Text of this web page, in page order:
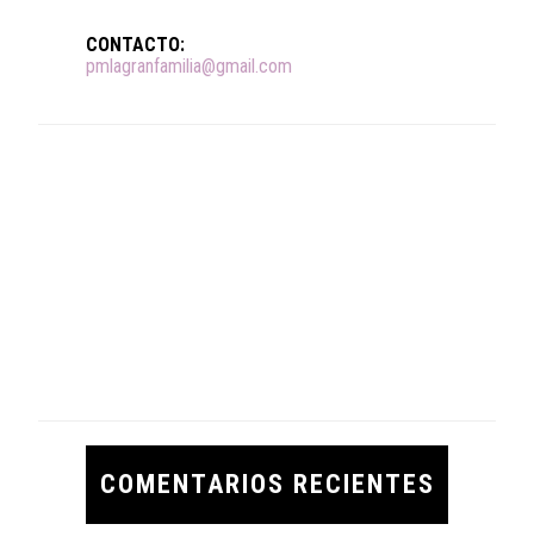
CONTACTO:
pmlagranfamilia@gmail.com
COMENTARIOS RECIENTES